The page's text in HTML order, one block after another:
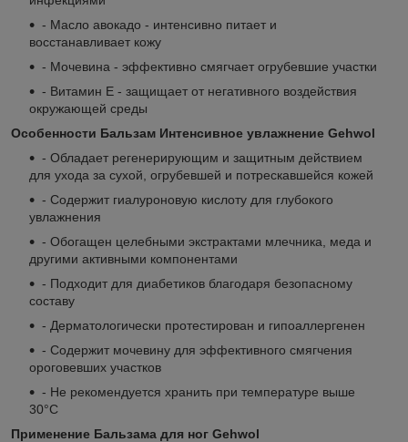
- Масло авокадо - интенсивно питает и
восстанавливает кожу
- Мочевина - эффективно смягчает огрубевшие участки
- Витамин Е - защищает от негативного воздействия
окружающей среды
Особенности Бальзам Интенсивное увлажнение Gehwol
- Обладает регенерирующим и защитным действием
для ухода за сухой, огрубевшей и потрескавшейся кожей
- Содержит гиалуроновую кислоту для глубокого
увлажнения
- Обогащен целебными экстрактами млечника, меда и
другими активными компонентами
- Подходит для диабетиков благодаря безопасному
составу
- Дерматологически протестирован и гипоаллергенен
- Содержит мочевину для эффективного смягчения
ороговевших участков
- Не рекомендуется хранить при температуре выше
30°C
Применение Бальзама для ног Gehwol